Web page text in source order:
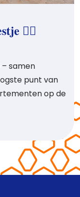
👷‍♂️
– samen
punt van
op de